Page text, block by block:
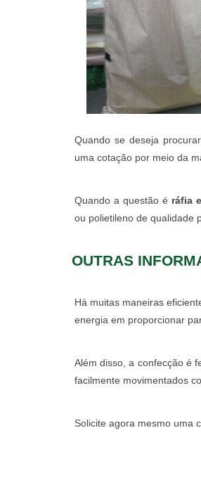
Quando se deseja
uma cotação por meio da
Quando a questão é ráfia
ou polietileno de qualidade
OUTRAS
Há muitas maneiras
energia em proporcionar
Além disso, a confecção é
facilmente movimentados
Solicite agora mesmo uma